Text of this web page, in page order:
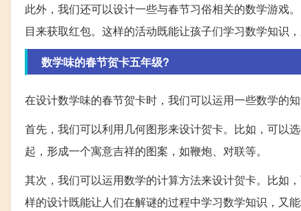
此外，我们还可以设计一些与春节习俗相关的数学游戏
目来获取红包。这样的活动既能让孩子们学习数学知识
数学味的春节贺卡五年级?
在设计数学味的春节贺卡时，我们可以运用一些数学的知
首先，我们可以利用几何图形来设计贺卡。比如，可以
起，形成一个寓意吉祥的图案，如鞭炮、对联等。
其次，我们可以运用数学的计算方法来设计贺卡。比如
样的设计既能让人们在解谜的过程中学习数学知识，又能